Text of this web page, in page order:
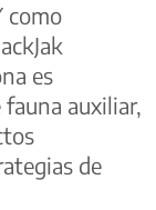
como
es
auxiliar,
de